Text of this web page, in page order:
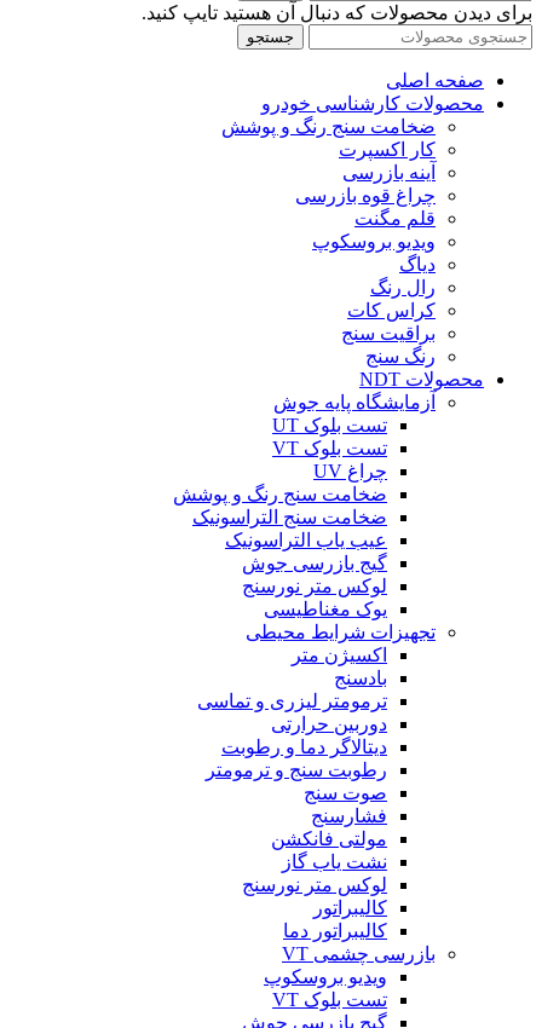
برای دیدن محصولات که دنبال آن هستید تایپ کنید.
جستجو
صفحه اصلی
محصولات کارشناسی خودرو
ضخامت سنج رنگ و پوشش
کار اکسپرت
آینه بازرسی
چراغ قوه بازرسی
قلم مگنت
ویدیو بروسکوپ
دیاگ
رال رنگ
کراس کات
براقیت سنج
رنگ سنج
محصولات NDT
آزمایشگاه پایه جوش
تست بلوک UT
تست بلوک VT
چراغ UV
ضخامت سنج رنگ و پوشش
ضخامت سنج التراسونیک
عیب یاب التراسونیک
گیج بازرسی جوش
لوکس متر نورسنج
یوک مغناطیسی
تجهیزات شرایط محیطی
اکسیژن متر
بادسنج
ترمومتر لیزری و تماسی
دوربین حرارتی
دیتالاگر دما و رطوبت
رطوبت سنج و ترمومتر
صوت سنج
فشارسنج
مولتی فانکشن
نشت یاب گاز
لوکس متر نورسنج
کالیبراتور
کالیبراتور دما
بازرسی چشمی VT
ویدیو بروسکوپ
تست بلوک VT
گیج بازرسی جوش